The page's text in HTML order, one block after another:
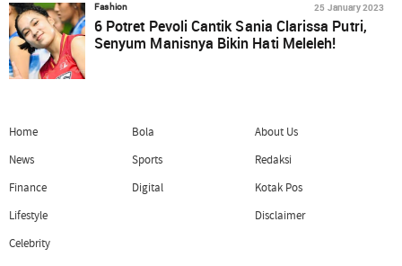
Fashion 25 January 2023
6 Potret Pevoli Cantik Sania Clarissa Putri,
Senyum Manisnya Bikin Hati Meleleh!
Home
News
Finance
Lifestyle
Celebrity
Bola
Sports
Digital
About Us
Redaksi
Kotak Pos
Disclaimer